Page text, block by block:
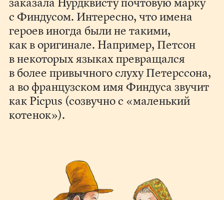
с Финдусом. Интересно, что имена
героев иногда были не такими,
как в оригинале. Например, Петсон
в некоторых языках превращался
в более привычного слуху Петерссона,
а во французском имя Финдуса звучит
как Picpus (созвучно с «маленький
котенок»).